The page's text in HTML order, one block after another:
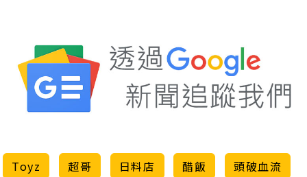
Toyz 超哥 日料店 醋飯
頭破血流